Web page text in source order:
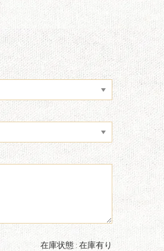
在庫状態 : 在庫有り